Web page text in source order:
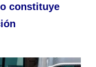
constituye